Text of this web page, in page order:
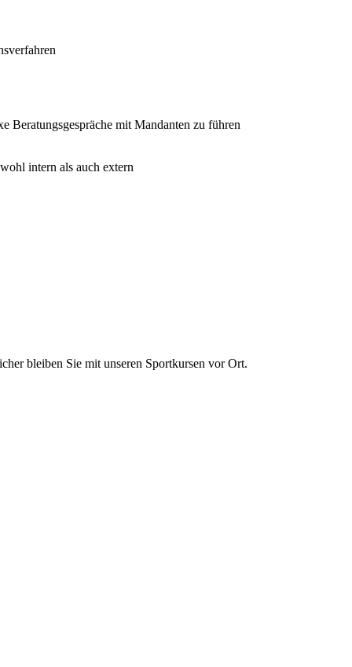
Beratungsgespräche mit Mandanten zu führen
intern als auch extern
bleiben Sie mit unseren Sportkursen vor Ort.